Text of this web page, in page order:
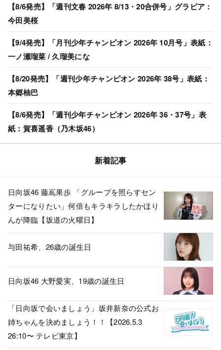
【8/6発売】「週刊文春 2026年 8/13・20合併号」グラビア：
今田美桜
【9/4発売】「月刊少年チャンピオン 2026年 10月号」表紙：
一ノ瀬瑠菜 / 久瑠美にな
【8/20発売】「週刊少年チャンピオン 2026年 38号」表紙：
本郷柚巴
【8/6発売】「週刊少年チャンピオン 2026年 36・37号」表
紙：賀喜遥香（乃木坂46）
新着記事
日向坂46 藤嶌果歩 「グループを照らすセン
ターになりたい」何倍もキラキラしたかほり
んが降臨【坂道の火曜日】
与田祐希、26歳の誕生日
日向坂46 大野愛実、19歳の誕生日
「日向坂で会いましょう」坂井新奈の公式お
姉ちゃんを決めましょう！！【2026.5.3
26:10〜 テレビ東京】